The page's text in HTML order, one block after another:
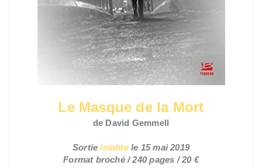
Le Masque de la Mort
de David Gemmell
Sortieinéditele 15 mai 2019
Format broché / 240 pages / 20 €